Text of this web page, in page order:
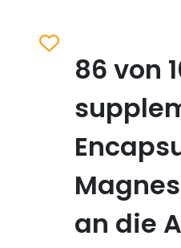
Zum Merkzettel hinzufügen
86 von
an die